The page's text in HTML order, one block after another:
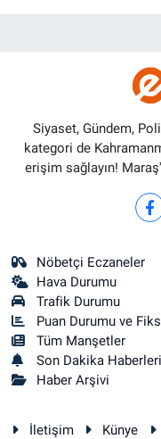
Siyaset, Gündem,
kategori de
erişim sağlayın!
Nöbetçi Eczaneler
Hava Durumu
Trafik Durumu
Puan Durumu ve
Tüm Manşetler
Son Dakika Haberleri
Haber Arşivi
İletişim Künye